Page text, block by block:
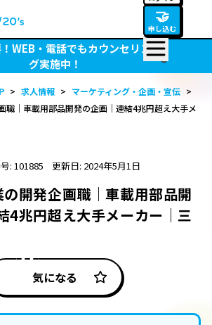
🤝
申し込む
WEB・電話でもカウンセリン
グ実施中！
> 求人情報 > マーケティング・企画・宣伝 >
職｜車載用部品開発の企画｜連結4兆円超え大手メ
: 101885 更新日: 2024年5月1日
開発企画職｜車載用部品開
4兆円超え大手メーカー｜三
気になる